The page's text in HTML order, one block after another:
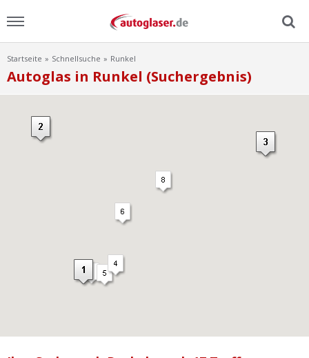
Home
News
Startseite Schnellsuche Runkel
Autoglas in Runkel (Suchergebnis)